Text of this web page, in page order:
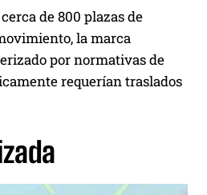
de 800 plazas de
la marca
por normativas de
requerían traslados